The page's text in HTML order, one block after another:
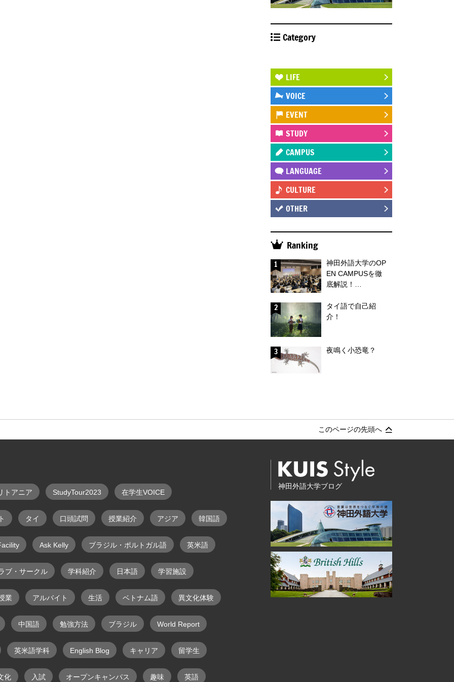
Category
LIFE
VOICE
EVENT
STUDY
CAMPUS
LANGUAGE
CULTURE
OTHER
Ranking
神田外語大学のOP
EN CAMPUSを徹
底解説！…
タイ語で自己紹
介！
夜鳴く小恐竜？
このページの先頭へ
トアニア StudyTour2023 在学生VOICE
タイ 口頭試問 授業紹介 アジア 韓国語
Ask Kelly ブラジル・ポルトガル語 英米語
ブ・サークル 学科紹介 日本語 学習施設
業 アルバイト 生活 ベトナム語 異文化体験
中国語 勉強方法 ブラジル World Report
英米語学科 English Blog キャリア 留学生
化 入試 オープンキャンパス 趣味 英語
神田外語大学ブログ